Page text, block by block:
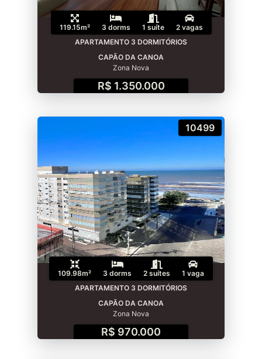
119.15m² 3 dorms 1 suíte
2 vagas
APARTAMENTO 3 DORMITÓRIOS
CAPÃO DA CANOA
Zona Nova
R$ 1.350.000
10499
109.98m² 3 dorms 2 suítes
1 vaga
APARTAMENTO 3 DORMITÓRIOS
CAPÃO DA CANOA
Zona Nova
R$ 970.000